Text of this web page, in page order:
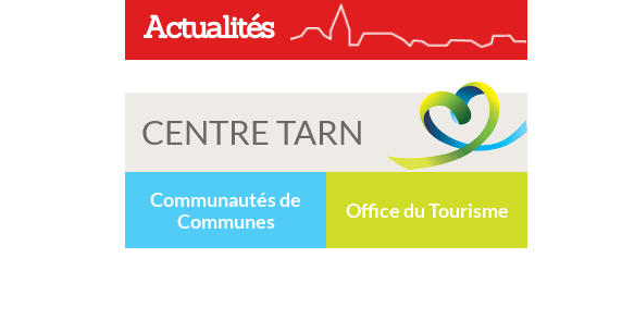
Actualités
CENTRE TARN
Communautés de
Communes
Office du Tourisme